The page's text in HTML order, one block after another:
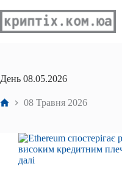
до
вмісту
День 08.05.2026
Головна
08 Травня 2026